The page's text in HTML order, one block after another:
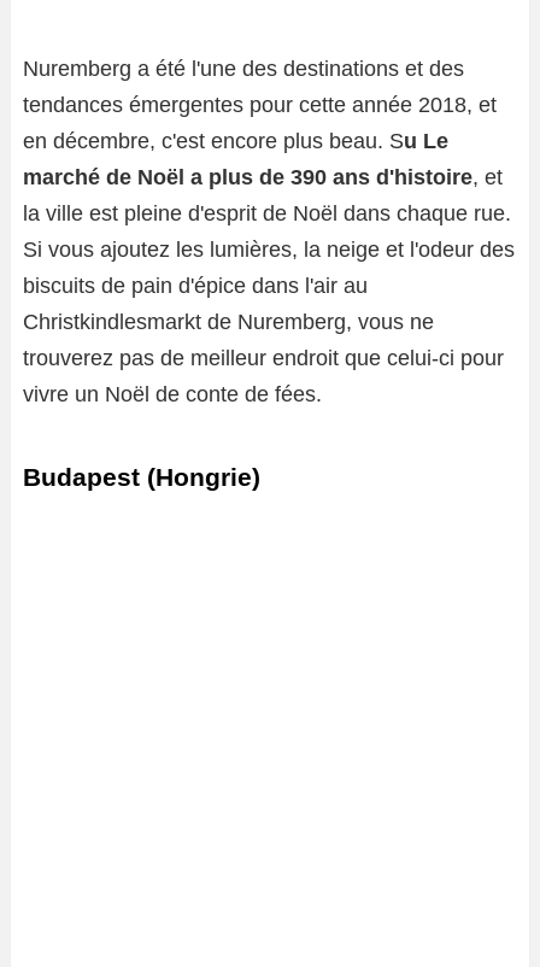
Nuremberg a été l'une des destinations et des
tendances émergentes pour cette année 2018, et
en décembre, c'est encore plus beau. Su Le
marché de Noël a plus de 390 ans d'histoire, et
la ville est pleine d'esprit de Noël dans chaque rue.
Si vous ajoutez les lumières, la neige et l'odeur des
biscuits de pain d'épice dans l'air au
Christkindlesmarkt de Nuremberg, vous ne
trouverez pas de meilleur endroit que celui-ci pour
vivre un Noël de conte de fées.
Budapest (Hongrie)